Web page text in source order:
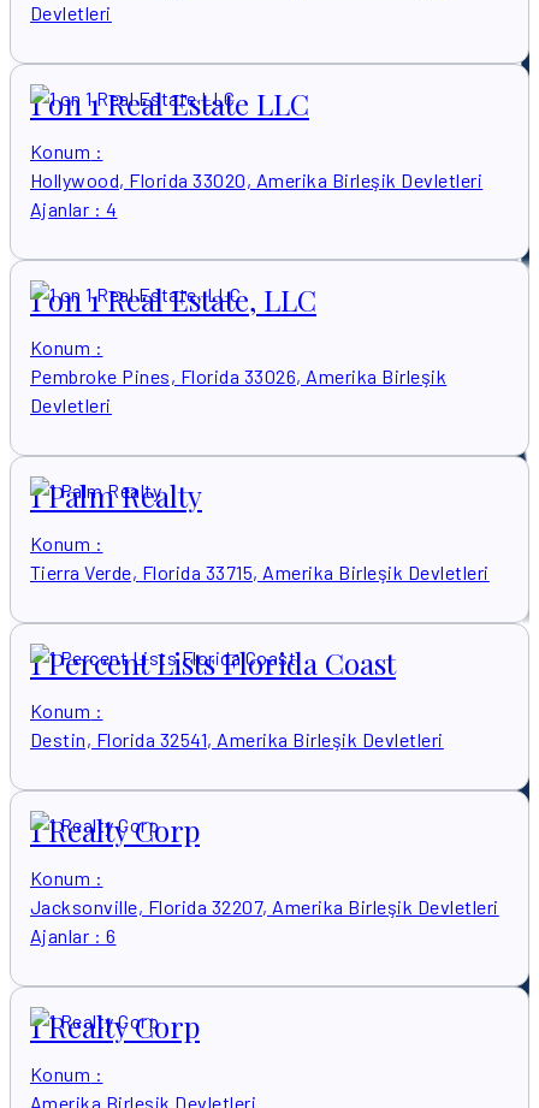
Devletleri
1 on 1 Real Estate LLC
Konum :
Hollywood, Florida 33020, Amerika Birleşik Devletleri
Ajanlar : 4
1 on 1 Real Estate, LLC
Konum :
Pembroke Pines, Florida 33026, Amerika Birleşik
Devletleri
1 Palm Realty
Konum :
Tierra Verde, Florida 33715, Amerika Birleşik Devletleri
1 Percent Lists Florida Coast
Konum :
Destin, Florida 32541, Amerika Birleşik Devletleri
1 Realty Corp
Konum :
Jacksonville, Florida 32207, Amerika Birleşik Devletleri
Ajanlar : 6
1 Realty Corp
Konum :
Amerika Birleşik Devletleri